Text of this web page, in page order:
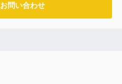
お問い合わせ